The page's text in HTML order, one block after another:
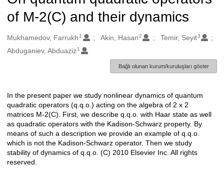
of M-2(C) and their dynamics
Oluşturanlar
Mukhamedov, Farrukh 1 Akin, Hasan2 Temir, Seyit3
Abduganiev, Abduaziz 1
Bağlı olunan kurum/kuruluşları göster
Açıklama
In the present paper we study nonlinear dynamics of quantum
quadratic operators (q.q.o.) acting on the algebra of 2 x 2
matrices M-2(C). First, we describe q.q.o. with Haar state as well
as quadratic operators with the Kadison-Schwarz property. By
means of such a description we provide an example of q.q.o.
which is not the Kadison-Schwarz operator. Then we study
stability of dynamics of q.q.o. (C) 2010 Elsevier Inc. All rights
reserved.